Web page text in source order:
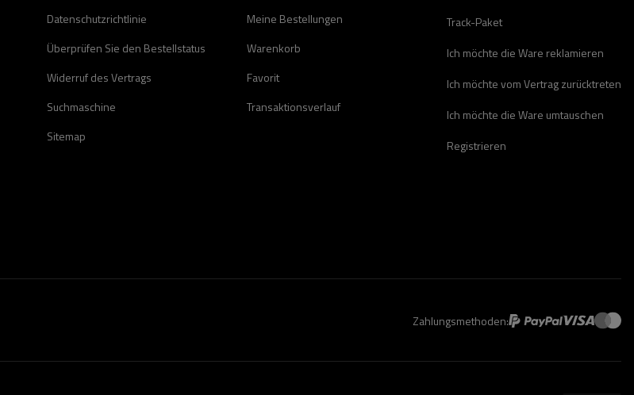
Datenschutzrichtlinie
Überprüfen Sie den Bestellstatus
Widerruf des Vertrags
Suchmaschine
Sitemap
Meine Bestellungen
Warenkorb
Favorit
Transaktionsverlauf
Track-Paket
Ich möchte die Ware reklamieren
Ich möchte vom Vertrag zurücktreten
Ich möchte die Ware umtauschen
Registrieren
Zahlungsmethoden: